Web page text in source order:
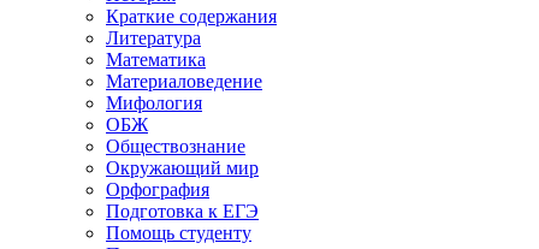
Краткие содержания
Литература
Математика
Материаловедение
Мифология
ОБЖ
Обществознание
Окружающий мир
Орфография
Подготовка к ЕГЭ
Помощь студенту